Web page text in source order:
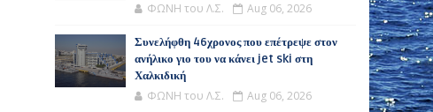
ΦΩΝΗ του Λ.Σ. Aug 06, 2026
Συνελήφθη 46χρονος που επέτρεψε στον
ανήλικο γιο του να κάνει jet ski στη
Χαλκιδική
ΦΩΝΗ του Λ.Σ. Aug 06, 2026